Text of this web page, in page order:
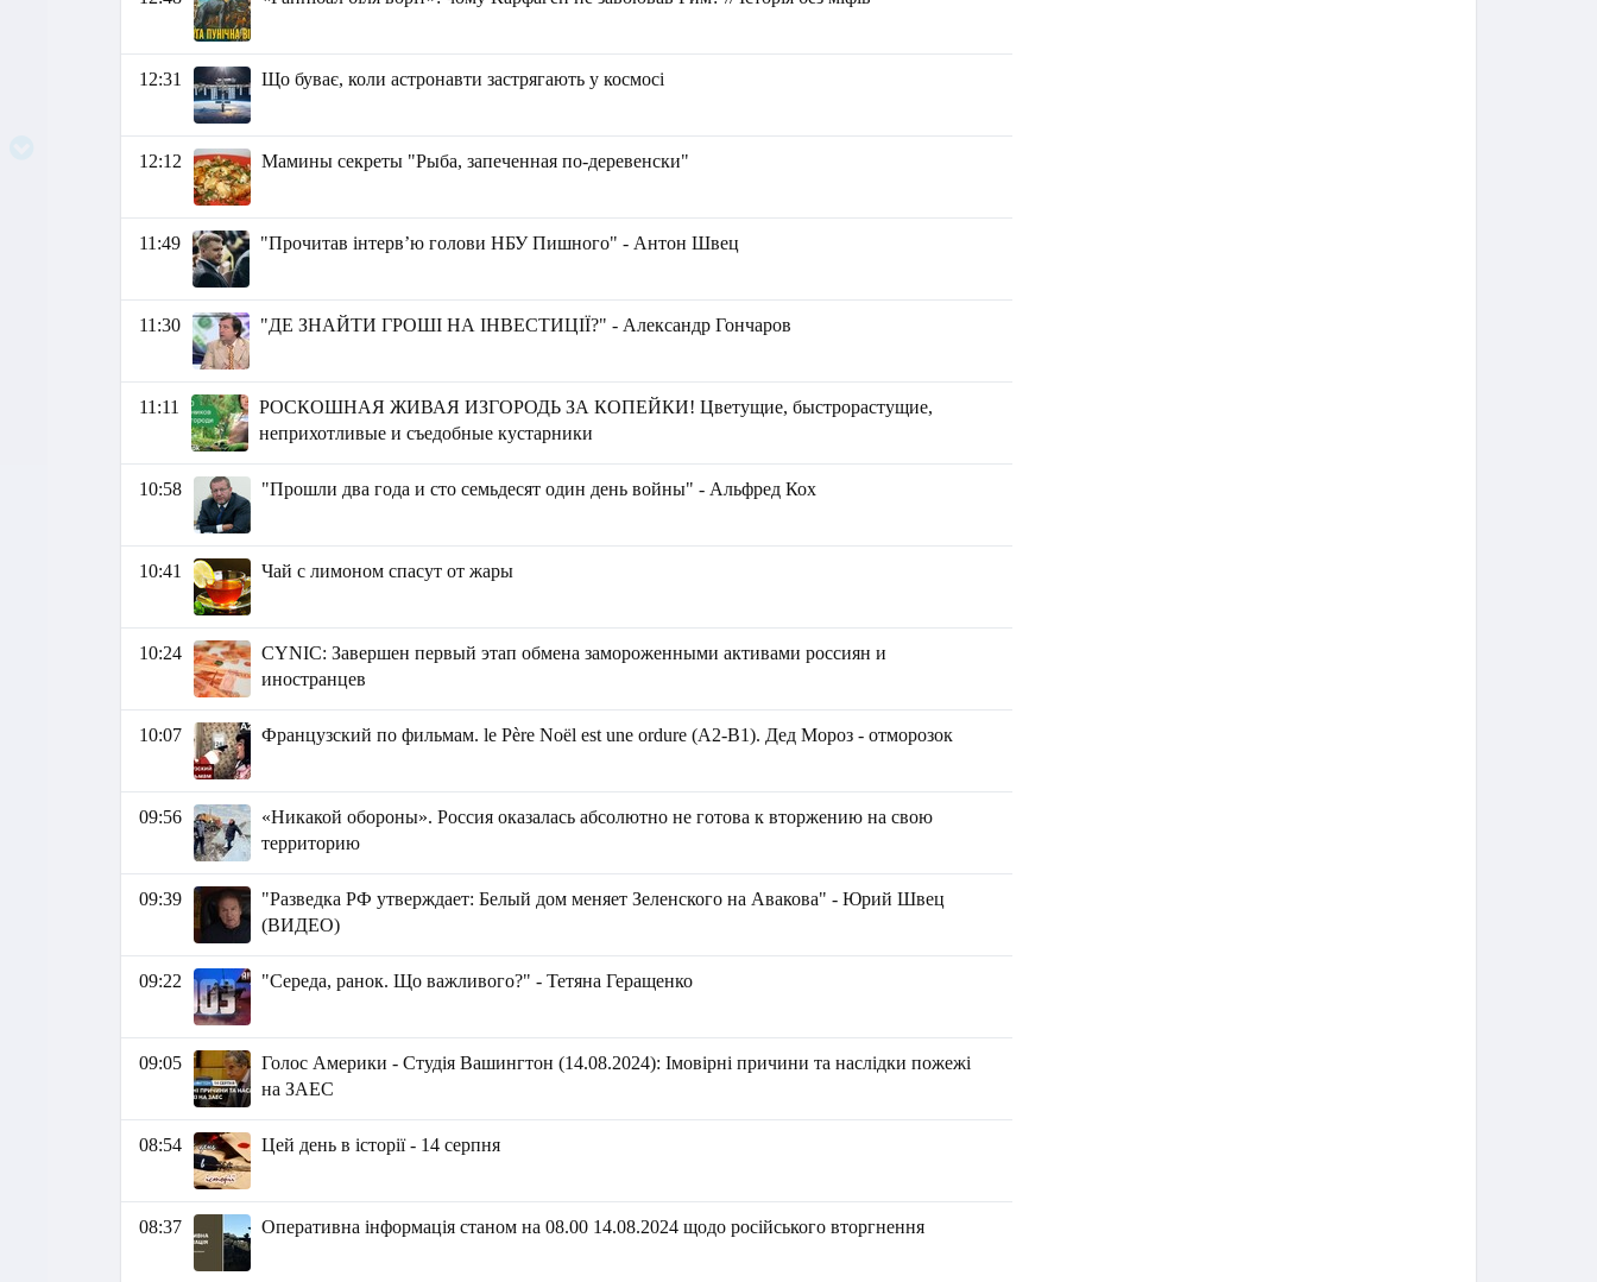
12:31 Що буває, коли астронавти застрягають у космосі
12:12 Мамины секреты "Рыба, запеченная по-деревенски"
11:49 "Прочитав інтерв’ю голови НБУ Пишного" - Антон Швец
11:30 "ДЕ ЗНАЙТИ ГРОШІ НА ІНВЕСТИЦІЇ?" - Александр Гончаров
11:11
РОСКОШНАЯ ЖИВАЯ ИЗГОРОДЬ ЗА КОПЕЙКИ! Цветущие, быстрорастущие,
неприхотливые и съедобные кустарники
10:58 "Прошли два года и сто семьдесят один день войны" - Альфред Кох
10:41 Чай с лимоном спасут от жары
10:24
СYNIC: Завершен первый этап обмена замороженными активами россиян и
иностранцев
10:07 Французский по фильмам. le Père Noël est une ordure (A2-B1). Дед Мороз - отморозок
09:56
«Никакой обороны». Россия оказалась абсолютно не готова к вторжению на свою
территорию
09:39
"Разведка РФ утверждает: Белый дом меняет Зеленского на Авакова" - Юрий Швец
(ВИДЕО)
09:22 "Середа, ранок. Що важливого?" - Тетяна Геращенко
09:05
Голос Америки - Студія Вашингтон (14.08.2024): Імовірні причини та наслідки пожежі
на ЗАЕС
08:54 Цей день в історії - 14 серпня
08:37 Оперативна інформація станом на 08.00 14.08.2024 щодо російського вторгнення